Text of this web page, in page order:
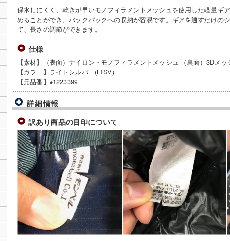
保水しにくく、乾きが早いモノフィラメントメッシュを使用した軽量ギ
めることができ、バックパックへの収納が容易です。ギアを通すだけの
て、長さの調節ができます。
仕様
【素材】（表面）ナイロン・モノフィラメントメッシュ （裏面）3Dメッ
【カラー】ライトシルバー(LTSV)
【元品番】#1223399
詳細情報
訳あり商品の目印について